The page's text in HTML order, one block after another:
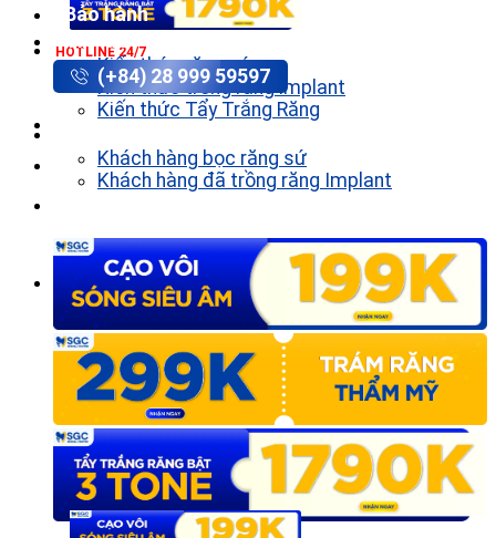
HOTLINE 24/7
(+84) 28 999 59597
Bảo hành
Kiến thức răng sứ
Kiến thức trồng răng implant
Kiến thức Tẩy Trắng Răng
Khách hàng bọc răng sứ
Khách hàng đã trồng răng Implant